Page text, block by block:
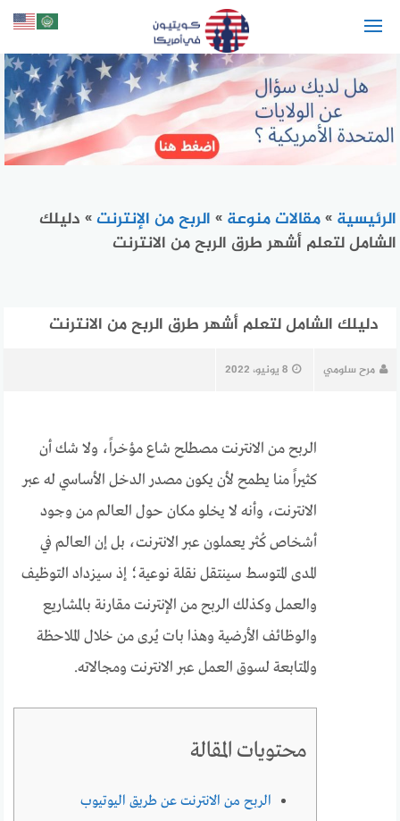
الرئيسية »مقالات منوعة » الربح من الإنترنت» دليلك
الشامل لتعلم أشهر طرق الربح من الانترنت
دليلك الشامل لتعلم أشهر طرق الربح من الانترنت
مرح سلومي 8 يونيو، 2022
الربح من الانترنت مصطلح شاع مؤخراً، ولا شك أن
كثيراً منا يطمح لأن يكون مصدر الدخل الأساسي له عبر
الانترنت، وأنه لا يخلو مكان حول العالم من وجود
أشخاص كُثر يعملون عبر الانترنت، بل إن العالم في
المدى المتوسط سينتقل نقلة نوعية؛ إذ سيزداد التوظيف
والعمل وكذلك الربح من الإنترنت مقارنة بالمشاريع
والوظائف الأرضية وهذا بات يُرى من خلال الملاحظة
والمتابعة لسوق العمل عبر الانترنت ومجالاته.
محتويات المقالة
الربح من الانترنت عن طريق اليوتيوب